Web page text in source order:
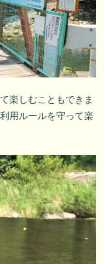
楽しむこともできま
用ルールを守って楽